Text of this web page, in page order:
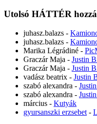
Utolsó HÁTTÉR
juhasz.balazs -
juhasz.balazs -
Marika Légrádiné -
Graczár Maja - Justin
Graczár Maja - Justin
vadász beatrix - Justin
szabó alexandra -
szabó alexandra -
március - Kutyák
gyursanszki erzsebet -